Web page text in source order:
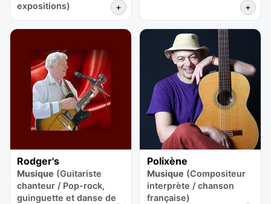
expositions)
+ +
Rodger's
Musique (Guitariste
chanteur / Pop-rock,
guinguette et danse de
Polixène
Musique (Compositeur
interprète / chanson
française)